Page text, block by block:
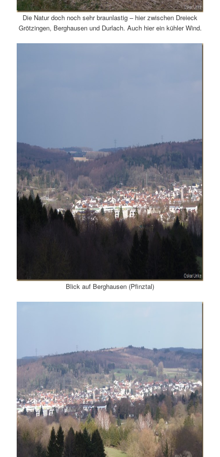
Die Natur doch noch sehr braunlastig – hier zwischen Dreieck
Grötzingen, Berghausen und Durlach. Auch hier ein kühler Wind.
Blick auf Berghausen (Pfinztal)